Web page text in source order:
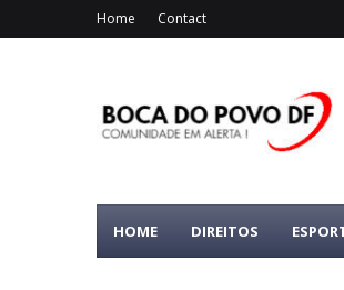
Home Contact
HOME DIREITOS